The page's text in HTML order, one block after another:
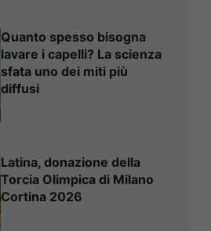
Quanto spesso bisogna
lavare i capelli? La scienza
sfata uno dei miti più
diffusi
Latina, donazione della
Torcia Olimpica di Milano
Cortina 2026